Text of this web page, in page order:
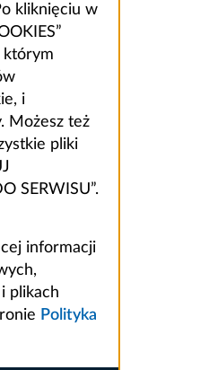
kliknięciu w
którym
i
Możesz też
pliki
SERWISU”.
informacji
plikach
Polityka